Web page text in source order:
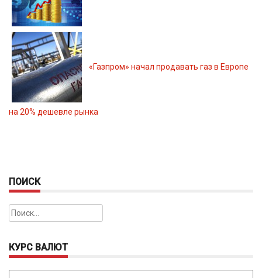
«Газпром» начал продавать газ в Европе
на 20% дешевле рынка
ПОИСК
Найти:
КУРС ВАЛЮТ